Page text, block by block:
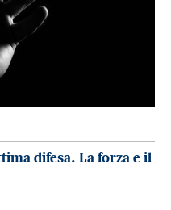
difesa. La forza e il